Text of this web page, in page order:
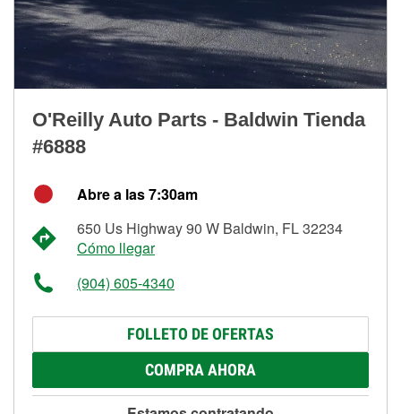
O'Reilly Auto Parts - Baldwin Tienda
#6888
Abre a las 7:30am
650 Us Highway 90 W Baldwin, FL 32234
Cómo llegar
(904) 605-4340
FOLLETO DE OFERTAS
COMPRA AHORA